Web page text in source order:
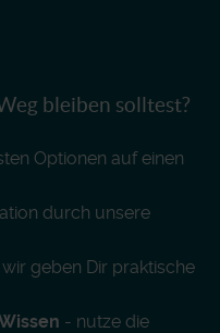
bleiben solltest?
Optionen auf einen
durch unsere
geben Dir praktische
- nutze die